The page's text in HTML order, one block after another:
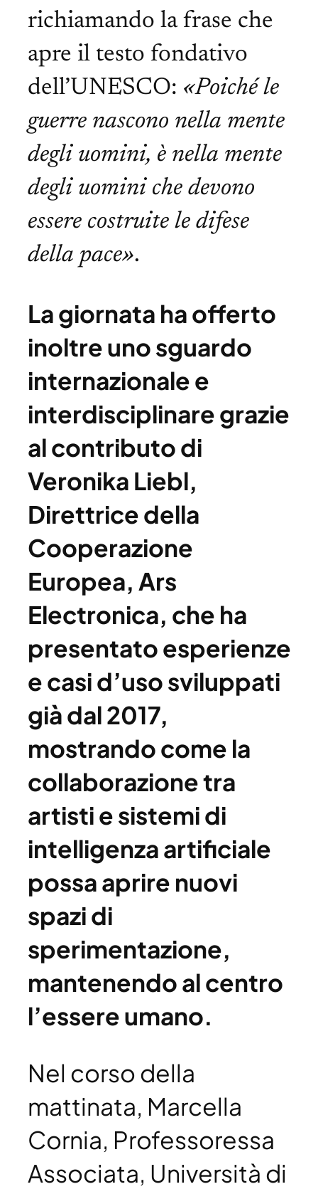
richiamando la frase che
apre il testo fondativo
dell’UNESCO: «Poiché le
guerre nascono nella mente
degli uomini, è nella mente
degli uomini che devono
essere costruite le difese
della pace».
La giornata ha offerto
inoltre uno sguardo
internazionale e
interdisciplinare grazie
al contributo di
Veronika Liebl,
Direttrice della
Cooperazione
Europea, Ars
Electronica, che ha
presentato esperienze
e casi d’uso sviluppati
già dal 2017,
mostrando come la
collaborazione tra
artisti e sistemi di
intelligenza artificiale
possa aprire nuovi
spazi di
sperimentazione,
mantenendo al centro
l’essere umano.
Nel corso della
mattinata, Marcella
Cornia, Professoressa
Associata, Università di